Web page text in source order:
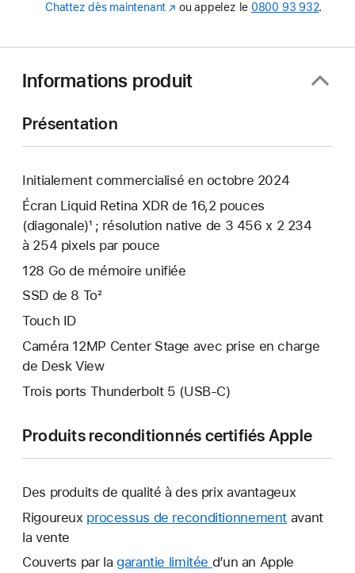
Chattez dès maintenant (s’ouvre
ou appelez le 0800 93 932.
Informations produit
Présentation
Initialement commercialisé en octobre 2024
Écran Liquid Retina XDR de 16,2 pouces
(diagonale)¹ ; résolution native de 3 456 x 2 234
à 254 pixels par pouce
128 Go de mémoire unifiée
SSD de 8 To²
Touch ID
Caméra 12MP Center Stage avec prise en charge
de Desk View
Trois ports Thunderbolt 5 (USB‑C)
Produits reconditionnés certifiés Apple
Des produits de qualité à des prix avantageux
Rigoureux processus de reconditionnement avant
la vente
Couverts par la garantie limitée Une
d’un an Apple